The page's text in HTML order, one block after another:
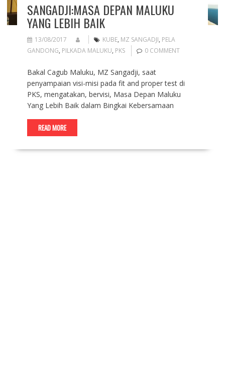
SANGADJI:MASA DEPAN MALUKU
YANG LEBIH BAIK
13/08/2017 KUBE, MZ SANGADJI, PELA
GANDONG, PILKADA MALUKU, PKS 0 COMMENT
Bakal Cagub Maluku, MZ Sangadji, saat
penyampaian visi-misi pada fit and proper test di
PKS, mengatakan, bervisi, Masa Depan Maluku
Yang Lebih Baik dalam Bingkai Kebersamaan
READ MORE